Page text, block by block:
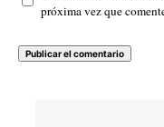
próxima vez que